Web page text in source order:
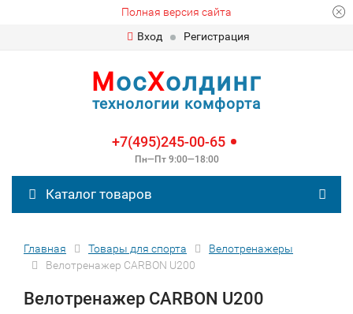
Полная версия сайта
Вход
Регистрация
МосХолдинг
технологии комфорта
+7(495)245-00-65
Пн—Пт 9:00—18:00
Каталог товаров
Главная Товары для спорта
Велотренажеры
Велотренажер CARBON U200
Велотренажер CARBON U200